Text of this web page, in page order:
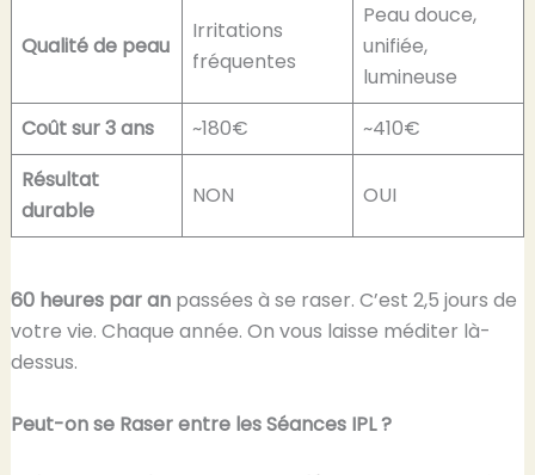
Qualité de peau
Irritations
fréquentes
Peau douce,
unifiée,
lumineuse
Coût sur 3 ans
~180€
~410€
Résultat
durable
NON OUI
60 heures par anpassées à se raser. C’est 2,5 jours de
votre vie. Chaque année. On vous laisse méditer là-
dessus.
Peut-on se Raser entre les Séances IPL ?